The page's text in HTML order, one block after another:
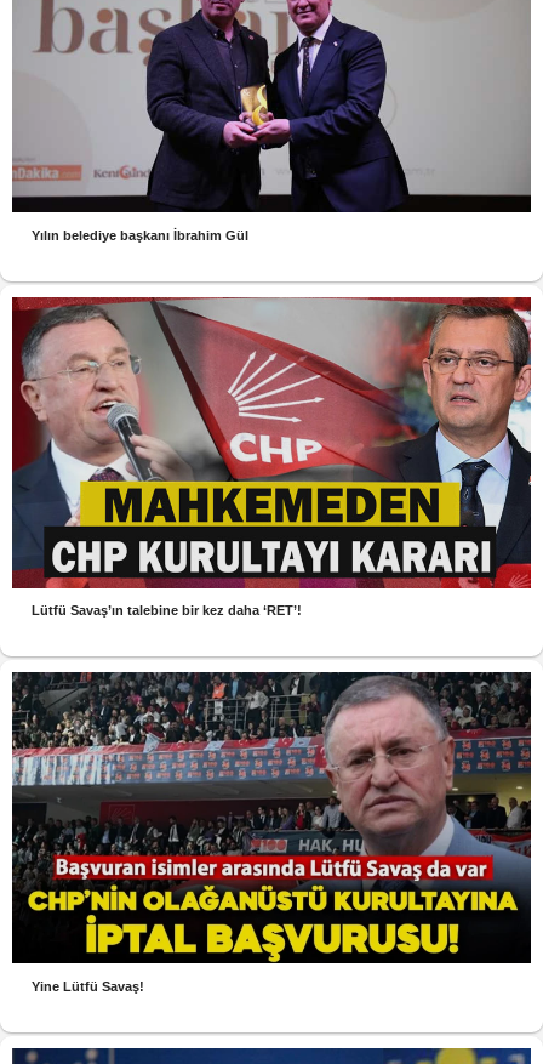
Yılın belediye başkanı İbrahim Gül
Lütfü Savaş’ın talebine bir kez daha ‘RET’!
Yine Lütfü Savaş!